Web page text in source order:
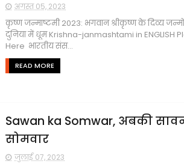
अगस्त 05, 2023
कृष्ण जन्माष्टमी 2023: भगवान श्रीकृष्ण के दिव्य
दुनिया में धूम Krishna-janmashtami in ENGLISH
Here भारतीय संस...
READ MORE
Sawan ka Somwar, अबकी
सोमवार
जुलाई 07, 2023